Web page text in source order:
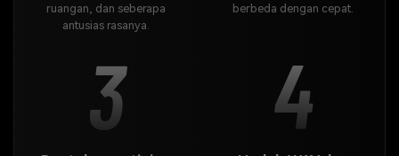
ruangan, dan seberapa
antusias rasanya.
berbeda dengan cepat.
3 4